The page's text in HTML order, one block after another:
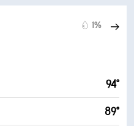
1%
94°
89°